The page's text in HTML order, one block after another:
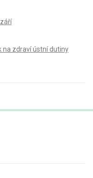
na zdraví ústní dutiny